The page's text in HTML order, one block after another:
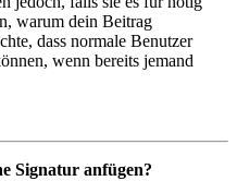
warum dein Beitrag
dass normale Benutzer
wenn bereits jemand
Signatur anfügen?